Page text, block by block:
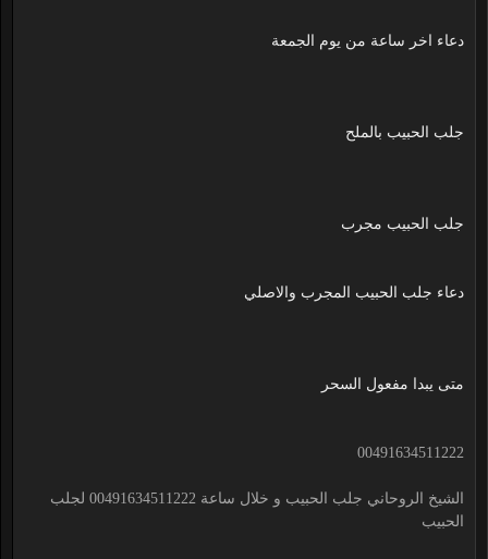
دعاء اخر ساعة من يوم الجمعة
جلب الحبيب بالملح
جلب الحبيب مجرب
دعاء جلب الحبيب المجرب والاصلي
متى يبدا مفعول السحر
00491634511222
الشيخ الروحاني جلب الحبيب و خلال ساعة 00491634511222 لجلب
الحبيب